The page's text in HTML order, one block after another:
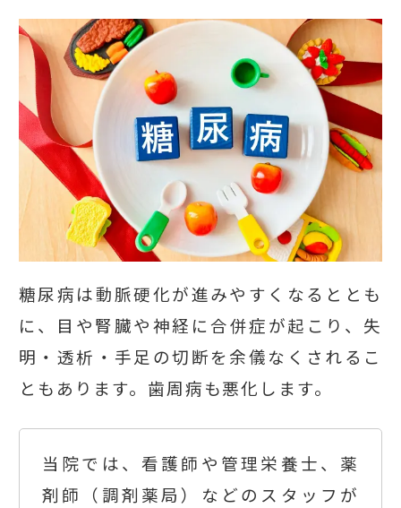
糖尿病は動脈硬化が進みやすくなるととも
に、目や腎臓や神経に合併症が起こり、失
明・透析・手足の切断を余儀なくされるこ
ともあります。歯周病も悪化します。
当院では、看護師や管理栄養士、薬
剤師（調剤薬局）などのスタッフが